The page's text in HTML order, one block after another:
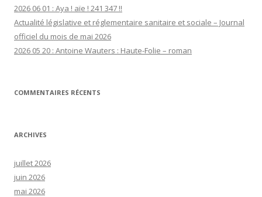
2026 06 01 : Aya ! aïe ! 241 347 !!
Actualité législative et réglementaire sanitaire et sociale – Journal
officiel du mois de mai 2026
2026 05 20 : Antoine Wauters : Haute-Folie – roman
COMMENTAIRES RÉCENTS
ARCHIVES
juillet 2026
juin 2026
mai 2026